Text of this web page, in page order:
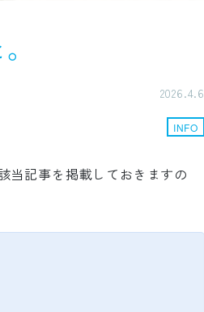
2026.4.6
INFO
当記事を掲載しておきますの